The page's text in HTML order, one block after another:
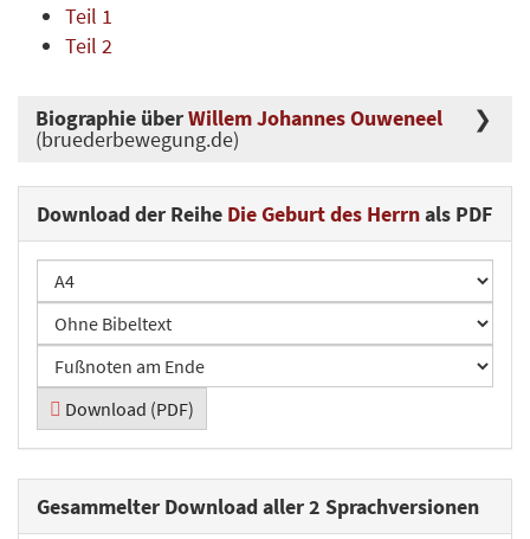
Teil 1
Teil 2
Biographie überWillem Johannes Ouweneel
(bruederbewegung.de)
Download der Reihe Die Geburt des Herrnals PDF
Download (PDF)
Gesammelter Download aller 2 Sprachversionen